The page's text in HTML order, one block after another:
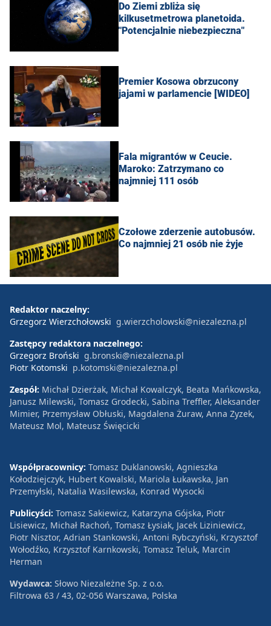
Do Ziemi zbliża się
kilkusetmetrowa planetoida.
"Potencjalnie niebezpieczna"
Premier Kosowa obrzucony
jajami w parlamencie [WIDEO]
Fala migrantów w Ceucie.
Maroko: Zatrzymano co
najmniej 111 osób
Czołowe zderzenie autobusów.
Co najmniej 21 osób nie żyje
Redaktor naczelny:
Grzegorz Wierzchołowski g.wierzcholowski@niezalezna.pl
Zastępcy redaktora naczelnego:
Grzegorz Broński g.bronski@niezalezna.pl
Piotr Kotomski p.kotomski@niezalezna.pl
Zespół: Michał Dzierżak, Michał Kowalczyk, Beata Mańkowska,
Janusz Milewski, Tomasz Grodecki, Sabina Treffler, Aleksander
Mimier, Przemysław Obłuski, Magdalena Żuraw, Anna Zyzek,
Mateusz Mol, Mateusz Święcicki
Współpracownicy: Tomasz Duklanowski, Agnieszka
Kołodziejczyk, Hubert Kowalski, Mariola Łukawska, Jan
Przemyłski, Natalia Wasilewska, Konrad Wysocki
Publicyści: Tomasz Sakiewicz, Katarzyna Gójska, Piotr
Lisiewicz, Michał Rachoń, Tomasz Łysiak, Jacek Liziniewicz,
Piotr Nisztor, Adrian Stankowski, Antoni Rybczyński, Krzysztof
Wołodźko, Krzysztof Karnkowski, Tomasz Teluk, Marcin
Herman
Wydawca: Słowo Niezależne Sp. z o.o.
Filtrowa 63 / 43, 02-056 Warszawa, Polska